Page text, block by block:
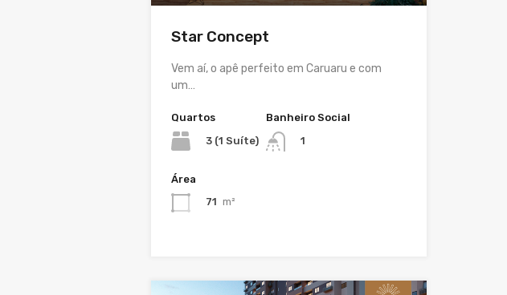
Star Concept
Vem aí, o apê perfeito em Caruaru e com
um…
Quartos
3 (1 Suíte)
Banheiro Social
1
Área
71 m²